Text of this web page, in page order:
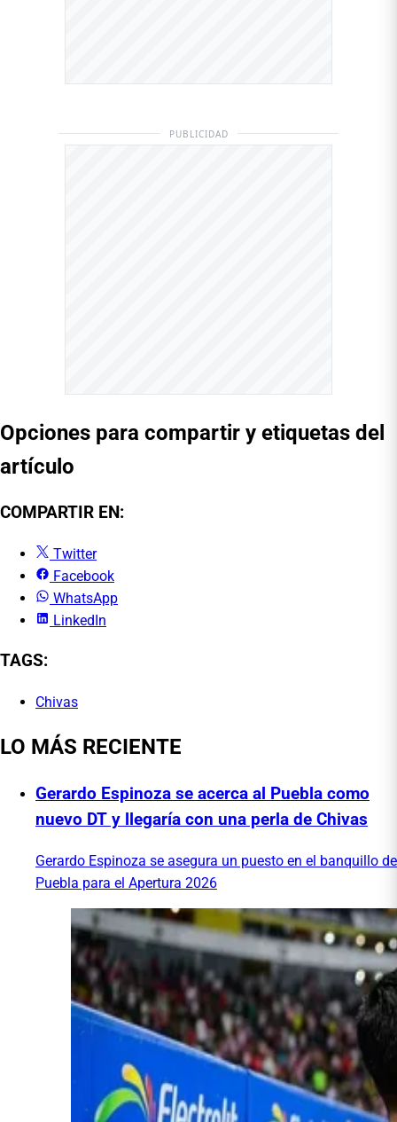
PUBLICIDAD
Opciones para compartir y etiquetas del
artículo
COMPARTIR EN:
Twitter
Facebook
WhatsApp
LinkedIn
TAGS:
Chivas
LO MÁS RECIENTE
Gerardo Espinoza se acerca al Puebla como
nuevo DT y llegaría con una perla de Chivas
Gerardo Espinoza se asegura un puesto en el banquillo de
Puebla para el Apertura 2026